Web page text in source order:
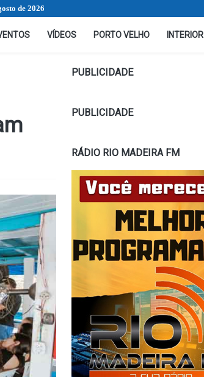
de 2026
VÍDEOS PORTO VELHO INTERIOR
PUBLICIDADE
PUBLICIDADE
RÁDIO RIO MADEIRA FM